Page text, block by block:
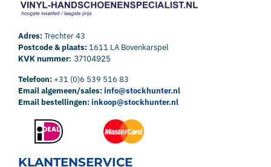
Adres:Trechter 43
Postcode & plaats: 1611 LA Bovenkarspel
KVK nummer: 37104925
Telefoon:+31 (0)6 539 516 83
Email algemeen/sales:info@stockhunter.nl
Email bestellingen:inkoop@stockhunter.nl
KLANTENSERVICE